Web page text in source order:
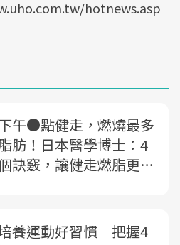
hotnews.asp
午●點健走，燃燒最多
肪！日本醫學博士：4
訣竅，讓健走燃脂更有
養運動好習慣 把握4